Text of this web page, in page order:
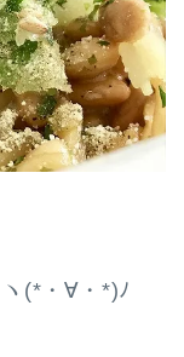
(*・∀・*)ﾉ